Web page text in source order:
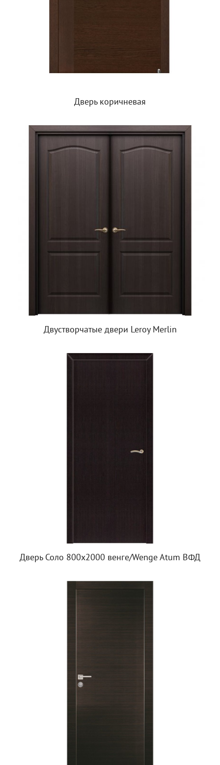
Дверь коричневая
Двустворчатые двери Leroy Merlin
Дверь Соло 800х2000 венге/Wenge Atum ВФД